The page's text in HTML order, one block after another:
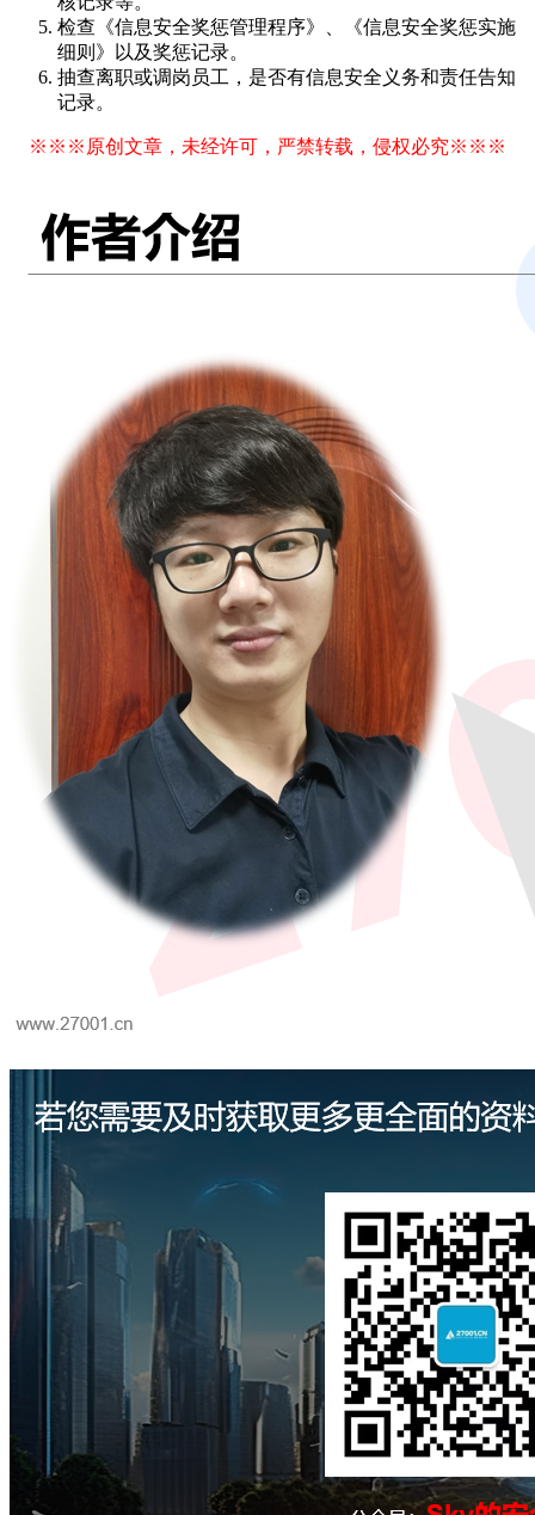
检查《信息安全奖惩管理程序》、《信息安全奖惩实施
细则》以及奖惩记录。
抽查离职或调岗员工，是否有信息安全义务和责任告知
记录。
※※※原创文章，未经许可，严禁转载，侵权必究※※※